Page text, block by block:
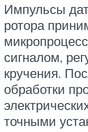
Импульсы
ротора
сигналом,
кручения.
обработки
точными